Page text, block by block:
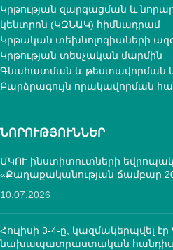
Կրթության զարգացման և
կենտրոն (ԿԶՆԱԿ) հիմնադրամ
Կրթական տեխնոլոգիաների
Կրթության տեսչական մարմին
Գնահատման և թեստավորման
Բարձրագույն որակավորման
ՆՈՐՈՒԹՅՈՒՆՆԵՐ
ՄԿՈՒ ինստիտուտների
«Քաղաքականության ճամբար
10.07.2026
Հուլիսի 3-4-ը, կազմակերպվել էր
նախապատրաստական